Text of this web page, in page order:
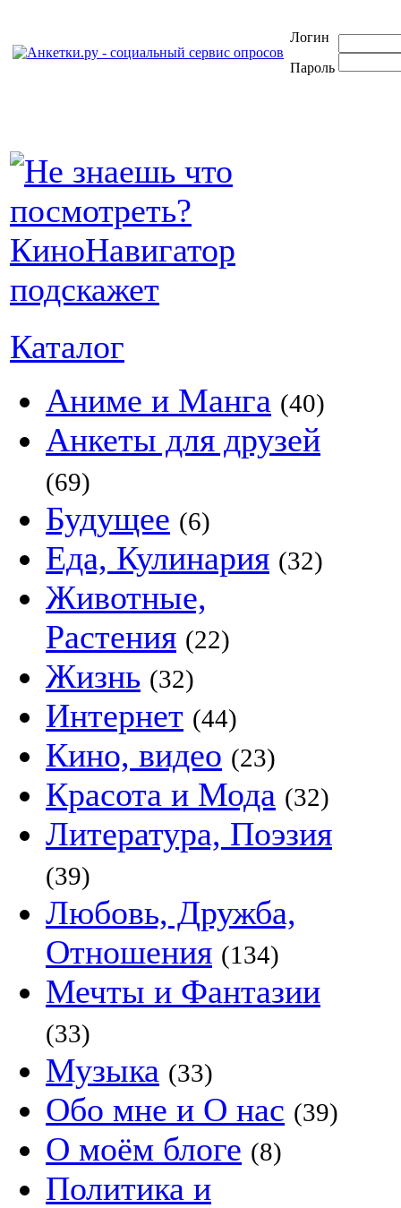
Логин
Пароль
Каталог
Аниме и Манга (40)
Анкеты для друзей
(69)
Будущее (6)
Еда, Кулинария (32)
Животные,
Растения (22)
Жизнь (32)
Интернет (44)
Кино, видео (23)
Красота и Мода (32)
Литература, Поэзия
(39)
Любовь, Дружба,
Отношения (134)
Мечты и Фантазии
(33)
Музыка (33)
Обо мне и О нас (39)
О моём блоге (8)
Политика и